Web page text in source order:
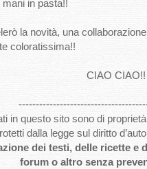
in pasta!!
novità, una collaborazione
coloratissima!!
CIAO CIAO!!
in questo sito sono di
dalla legge sul diritto
dei testi, delle ricette e
forum o altro senza